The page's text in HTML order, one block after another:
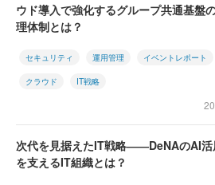
ウド導入で強化するグループ共通基盤
理体制とは？
セキュリティ 運用管理 イベントレポート
クラウド IT戦略
次代を見据えたIT戦略――DeNAのAI活
を支えるIT組織とは？